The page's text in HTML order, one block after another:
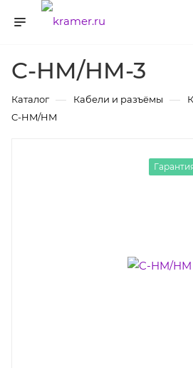
C-HM/HM-3
Каталог — Кабели и разъёмы —
C-HM/HM